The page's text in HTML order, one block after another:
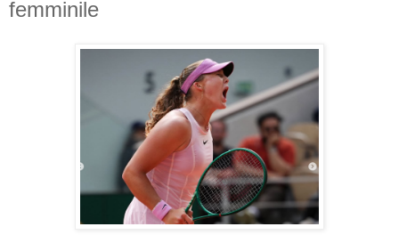
femminile